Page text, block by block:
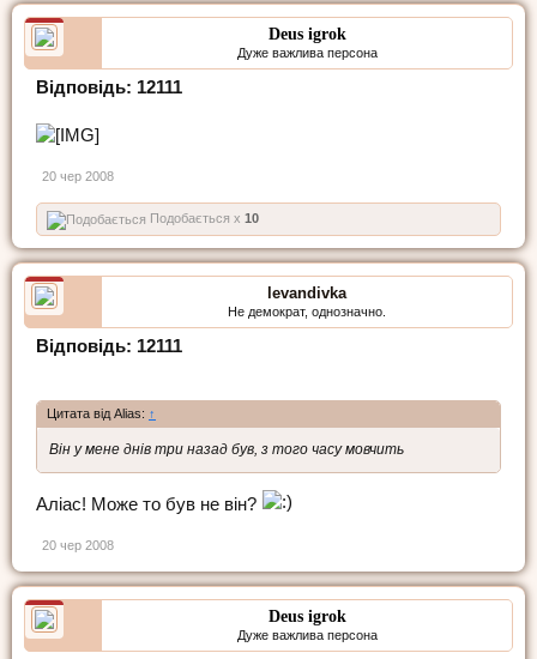
Deus igrok
Дуже важлива персона
Відповідь: 12111
20 чер 2008
Подобається x 10
levandivka
Не демократ, однозначно.
Відповідь: 12111
Цитата від Alias: ↑
Він у мене днів три назад був, з того часу мовчить
Аліас! Може то був не він?
20 чер 2008
Deus igrok
Дуже важлива персона